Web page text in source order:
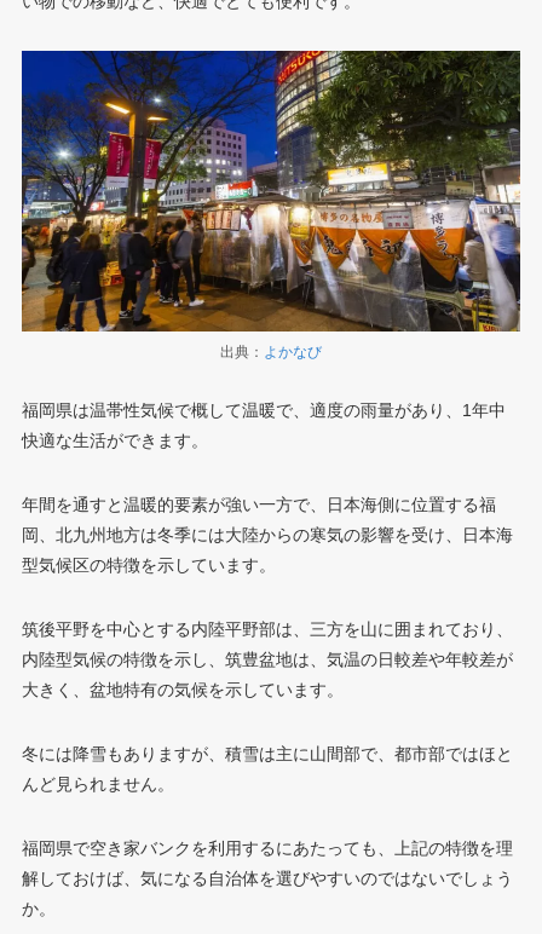
出典： よかなび
福岡県は温帯性気候で概して温暖で、適度の雨量があり、1年中
快適な生活ができます。
年間を通すと温暖的要素が強い一方で、日本海側に位置する福
岡、北九州地方は冬季には大陸からの寒気の影響を受け、日本海
型気候区の特徴を示しています。
筑後平野を中心とする内陸平野部は、三方を山に囲まれており、
内陸型気候の特徴を示し、筑豊盆地は、気温の日較差や年較差が
大きく、盆地特有の気候を示しています。
冬には降雪もありますが、積雪は主に山間部で、都市部ではほと
んど見られません。
福岡県で空き家バンクを利用するにあたっても、上記の特徴を理
解しておけば、気になる自治体を選びやすいのではないでしょう
か。